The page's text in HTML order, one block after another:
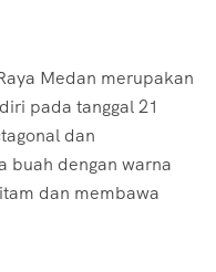
Medan merupakan
pada tanggal 21
dan
buah dengan warna
dan membawa